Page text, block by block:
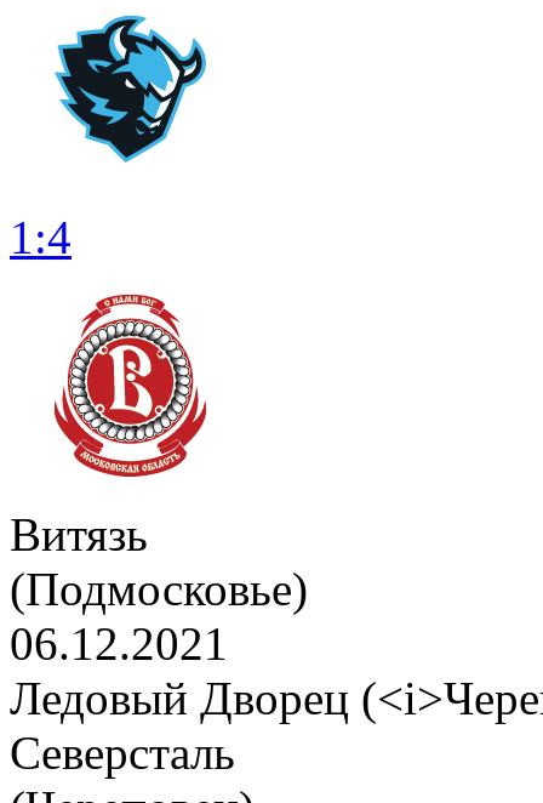
1:4
Витязь
(Подмосковье)
06.12.2021
Ледовый Дворец
Северсталь